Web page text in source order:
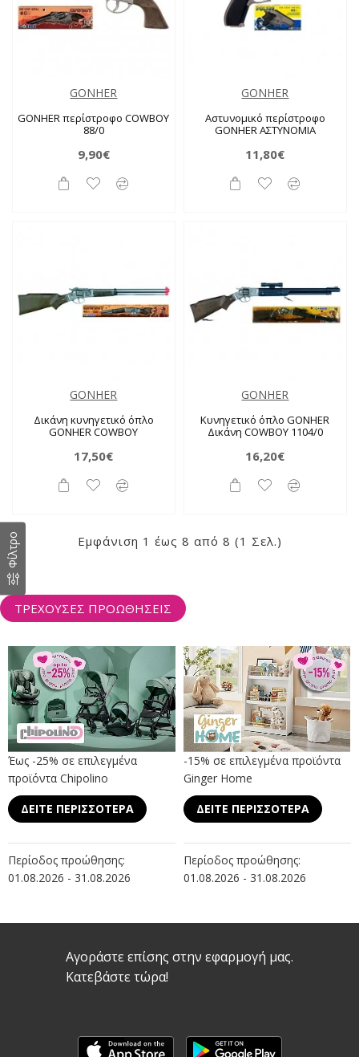
GONHER
GONHER περίστροφο COWBOY
88/0
9,90€
GONHER
Αστυνομικό περίστροφο
GONHER ΑΣΤΥΝΟΜΙΑ
11,80€
GONHER
Δικάνη κυνηγετικό όπλο
GONHER COWBOY
17,50€
GONHER
Κυνηγετικό όπλο GONHER
Δικάνη COWBOY 1104/0
16,20€
Εμφάνιση 1 έως 8 από 8 (1 Σελ.)
Φίλτρο
ΤΡΕΧΟΥΣΕΣ ΠΡΟΩΘΗΣΕΙΣ
Έως -25% σε επιλεγμένα
προϊόντα Chipolino
ΔΕΙΤΕ ΠΕΡΙΣΣΟΤΕΡΑ
Περίοδος προώθησης:
01.08.2026 - 31.08.2026
-15% σε επιλεγμένα προϊόντα
Ginger Home
ΔΕΙΤΕ ΠΕΡΙΣΣΟΤΕΡΑ
Περίοδος προώθησης:
01.08.2026 - 31.08.2026
Αγοράστε επίσης στην εφαρμογή μας.
Κατεβάστε τώρα!